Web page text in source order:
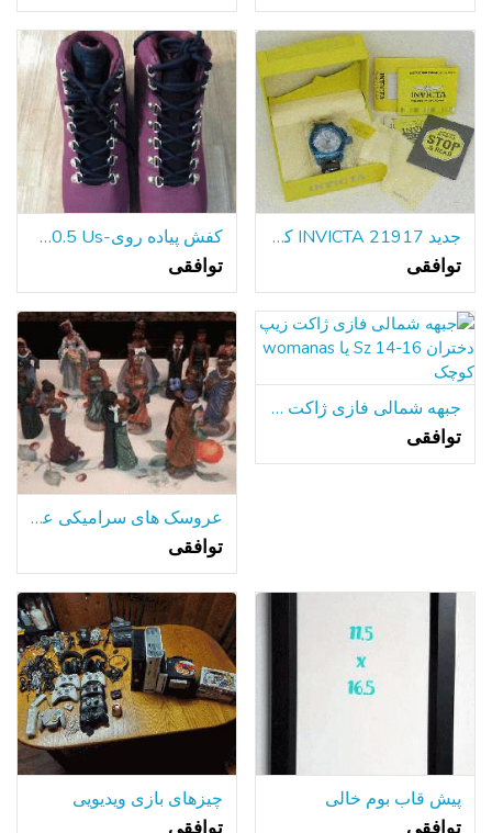
جدید INVICTA 21917 کوردوبا مردانه دیده بان آبی SS 50mm مورد تاریخ کوارتز
توافقی
کفش پیاده روی-Fila 10.5 Us
توافقی
جبهه شمالی فازی ژاکت زیپ دختران Sz 14-16 یا womanas کوچک
توافقی
عروسک های سرامیکی عروسی سیاه
توافقی
پیش قاب بوم خالی چیزهای بازی ویدیویی